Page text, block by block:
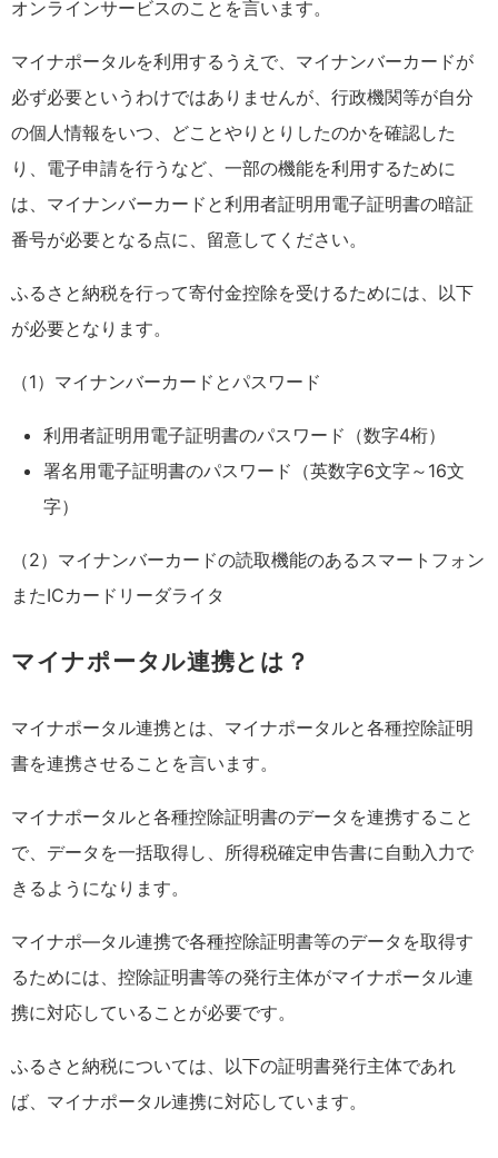
オンラインサービスのことを言います。
マイナポータルを利用するうえで、マイナンバーカードが
必ず必要というわけではありませんが、行政機関等が自分
の個人情報をいつ、どことやりとりしたのかを確認した
り、電子申請を行うなど、一部の機能を利用するために
は、マイナンバーカードと利用者証明用電子証明書の暗証
番号が必要となる点に、留意してください。
ふるさと納税を行って寄付金控除を受けるためには、以下
が必要となります。
（1）マイナンバーカードとパスワード
利用者証明用電子証明書のパスワード（数字4桁）
署名用電子証明書のパスワード（英数字6文字～ 16文
字）
（2）マイナンバーカードの読取機能のあるスマートフォン
またICカードリーダライタ
マイナポータル連携とは？
マイナポータル連携とは、マイナポータルと各種控除証明
書を連携させることを言います。
マイナポータルと各種控除証明書のデータを連携すること
で、データを一括取得し、所得税確定申告書に自動入力で
きるようになります。
マイナポ―タル連携で各種控除証明書等のデータを取得す
るためには、控除証明書等の発行主体がマイナポータル連
携に対応していることが必要です。
ふるさと納税については、以下の証明書発行主体であれ
ば、マイナポータル連携に対応しています。